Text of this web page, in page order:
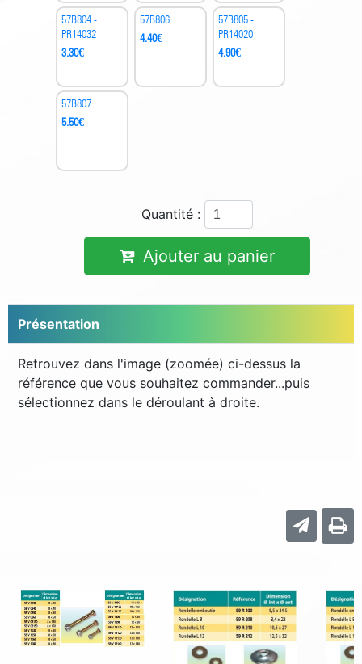
57B804 -
PR14032
3.30€
57B806
4.40€
57B805 -
PR14020
4.90€
57B807
5.50€
Quantité :
Ajouter au panier
Présentation
Retrouvez dans l'image (zoomée) ci-dessus la
référence que vous souhaitez commander...puis
sélectionnez dans le déroulant à droite.